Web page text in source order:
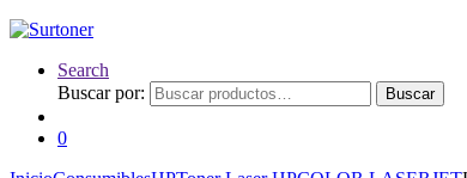
Search
Buscar por:
Buscar
0